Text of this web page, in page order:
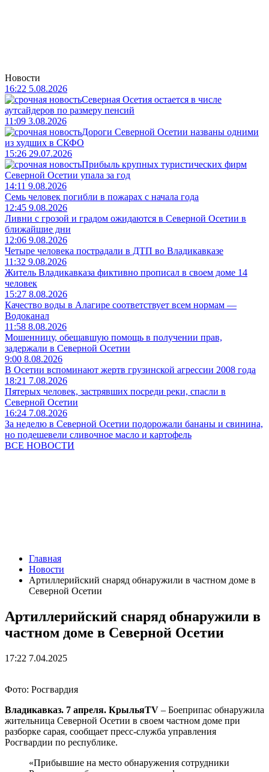
Новости
16:22 5.08.2026
Северная Осетия остается в числе
аутсайдеров по размеру пенсий
11:09 3.08.2026
Дороги Северной Осетии названы одними
из худших в СКФО
15:26 29.07.2026
Прибыль крупных туристических фирм
Северной Осетии упала за год
14:11 9.08.2026
Семь человек погибли в пожарах с начала года
12:45 9.08.2026
Ливни с грозой и градом ожидаются в Северной Осетии в
ближайшие дни
12:06 9.08.2026
Четыре человека пострадали в ДТП во Владикавказе
11:32 9.08.2026
Житель Владикавказа фиктивно прописал в своем доме 14
человек
15:27 8.08.2026
Качество воды в Алагире соответствует всем нормам —
Водоканал
11:58 8.08.2026
Мошенницу, обещавшую помощь в получении прав,
задержали в Северной Осетии
9:00 8.08.2026
В Осетии вспоминают жертв грузинской агрессии 2008 года
18:21 7.08.2026
Пятерых человек, застрявших посреди реки, спасли в
Северной Осетии
16:24 7.08.2026
За неделю в Северной Осетии подорожали бананы и свинина,
но подешевели сливочное масло и картофель
ВСЕ НОВОСТИ
Главная
Новости
Артиллерийский снаряд обнаружили в частном доме в
Северной Осетии
Артиллерийский снаряд обнаружили в
частном доме в Северной Осетии
17:22 7.04.2025
Фото: Росгвардия
Владикавказ. 7 апреля. КрыльяTV – Боеприпас обнаружила
жительница Северной Осетии в своем частном доме при
разборке сарая, сообщает пресс-служба управления
Росгвардии по республике.
«Прибывшие на место обнаружения сотрудники